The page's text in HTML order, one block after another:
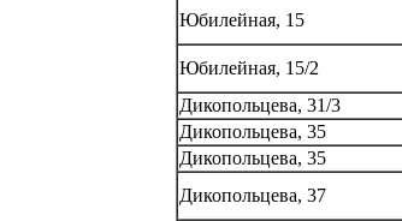
Юбилейная, 15
Юбилейная, 15/2
Дикопольцева, 31/3
Дикопольцева, 35
Дикопольцева, 35
Дикопольцева, 37